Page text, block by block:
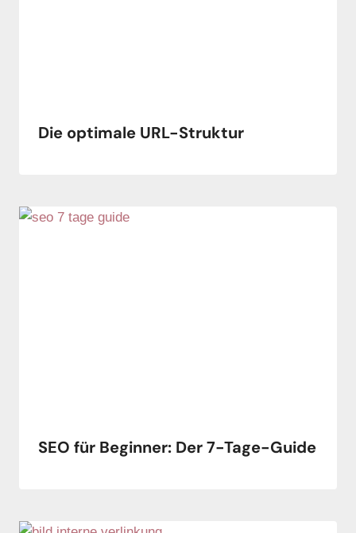
Die optimale URL-Struktur
SEO für Beginner: Der 7-Tage-Guide